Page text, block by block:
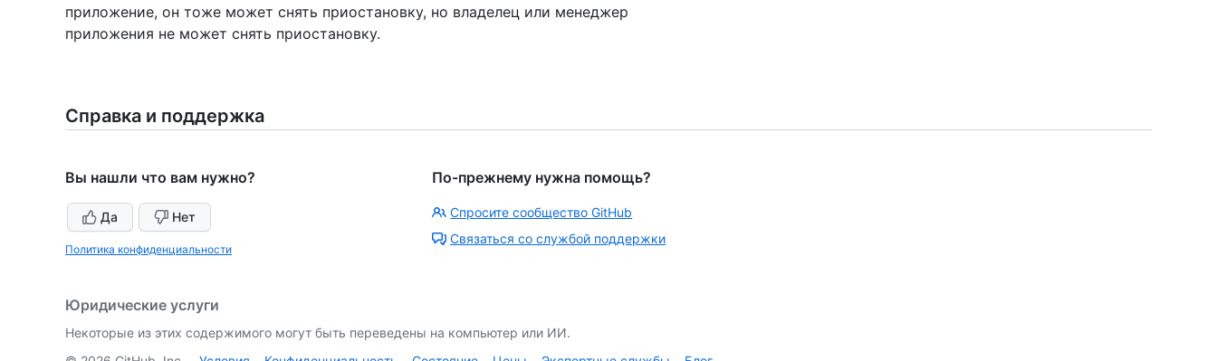
приложение, он тоже может снять приостановку, но владелец или менеджер
приложения не может снять приостановку.
Справка и поддержка
Вы нашли что вам нужно?
Да Нет
Политика конфиденциальности
По-прежнему нужна помощь?
Спросите сообщество GitHub
Связаться со службой поддержки
Юридические услуги
Некоторые из этих содержимого могут быть переведены на компьютер или ИИ.